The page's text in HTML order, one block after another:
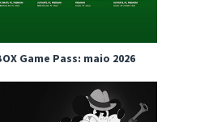
Game Pass: maio 2026